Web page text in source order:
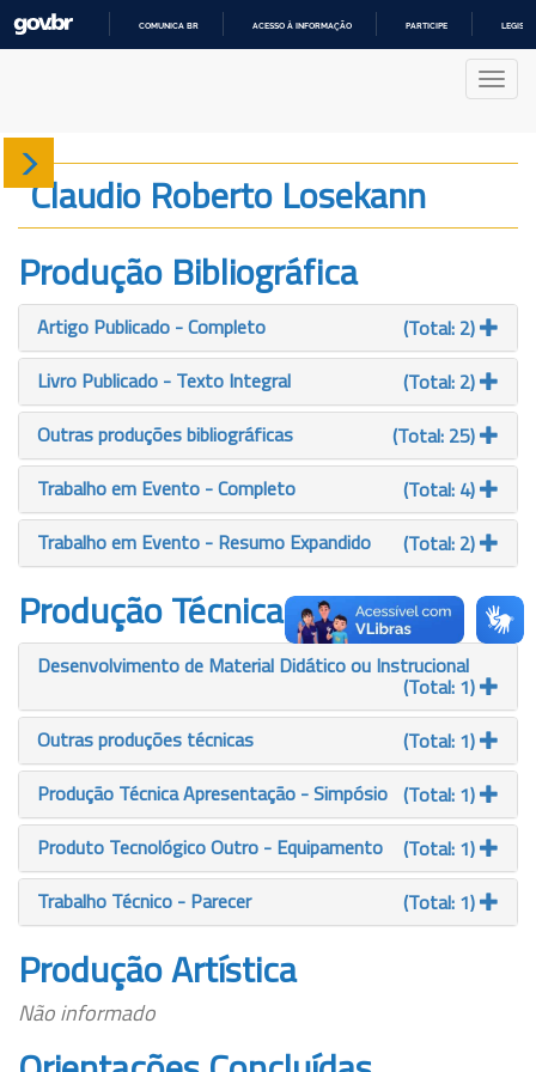
COMUNICA BR ACESSO À INFORMAÇÃO PARTICIPE
Sobre
Produção
Projetos
Gráficos
Claudio Roberto Losekann
Produção Bibliográfica
Artigo Publicado - Completo
(Total: 2)
Livro Publicado - Texto Integral
(Total: 2)
Outras produções bibliográficas
(Total: 25)
Trabalho em Evento - Completo
(Total: 4)
Trabalho em Evento - Resumo Expandido
(Total: 2)
Produção Técnica
Desenvolvimento de Material Didático ou Instrucional
(Total: 1)
Outras produções técnicas
(Total: 1)
Produção Técnica Apresentação - Simpósio (Total: 1)
Produto Tecnológico Outro - Equipamento
(Total: 1)
Trabalho Técnico - Parecer
(Total: 1)
Produção Artística
Não informado